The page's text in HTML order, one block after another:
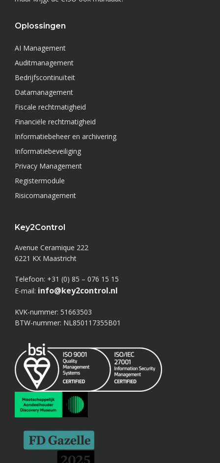
Oplossingen
AI Management
Auditmanagement
Bedrijfscontinuïteit
Datamanagement
Fiscale rechtmatigheid
Financiële rechtmatigheid
Informatiebeheer en archivering
Informatiebeveiliging
Privacy Management
Registermodule
Risicomanagement
Key2Control
Avenue Ceramique 222
6221 KX Maastricht
Telefoon: +31 (0) 85 – 076 15 15
E-mail: info@key2control.nl
KVK-nummer: 51663503
BTW-nummer: NL850117355B01